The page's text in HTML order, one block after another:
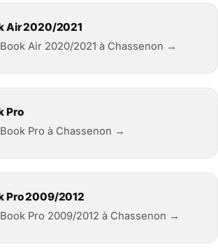
Air 2020/2021
Air 2020/2021 à Chassenon →
Pro
Pro à Chassenon →
Pro 2009/2012
Pro 2009/2012 à Chassenon →